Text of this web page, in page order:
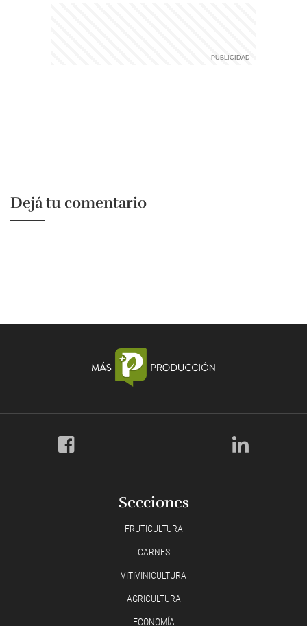
Dejá tu comentario
Secciones
FRUTICULTURA
CARNES
VITIVINICULTURA
AGRICULTURA
ECONOMÍA